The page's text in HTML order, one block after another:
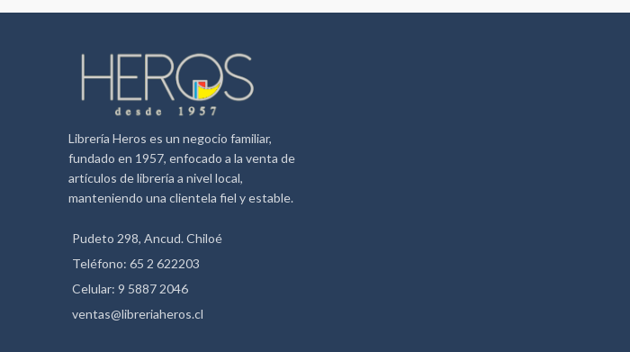
Librería Heros es un negocio familiar,
fundado en 1957, enfocado a la venta de
artículos de librería a nivel local,
manteniendo una clientela fiel y estable.
Pudeto 298, Ancud. Chiloé
Teléfono: 65 2 622203
Celular: 9 5887 2046
ventas@libreriaheros.cl